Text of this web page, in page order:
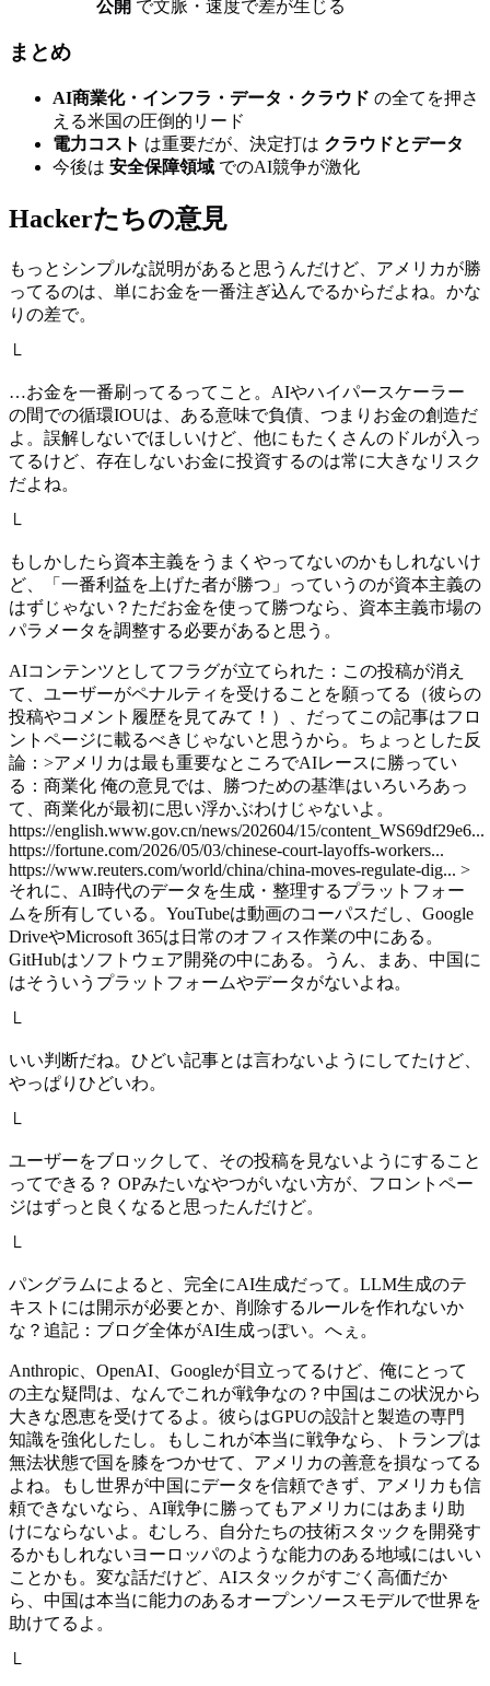
公開 で文脈・速度で差が生じる
まとめ
AI商業化・インフラ・データ・クラウド の全てを押さ
える米国の圧倒的リード
電力コスト は重要だが、決定打は クラウドとデータ
今後は 安全保障領域 でのAI競争が激化
Hackerたちの意見
もっとシンプルな説明があると思うんだけど、アメリカが勝
ってるのは、単にお金を一番注ぎ込んでるからだよね。かな
りの差で。
└
…お金を一番刷ってるってこと。AIやハイパースケーラー
の間での循環IOUは、ある意味で負債、つまりお金の創造だ
よ。誤解しないでほしいけど、他にもたくさんのドルが入っ
てるけど、存在しないお金に投資するのは常に大きなリスク
だよね。
└
もしかしたら資本主義をうまくやってないのかもしれないけ
ど、「一番利益を上げた者が勝つ」っていうのが資本主義の
はずじゃない？ただお金を使って勝つなら、資本主義市場の
パラメータを調整する必要があると思う。
AIコンテンツとしてフラグが立てられた：この投稿が消え
て、ユーザーがペナルティを受けることを願ってる（彼らの
投稿やコメント履歴を見てみて！）、だってこの記事はフロ
ントページに載るべきじゃないと思うから。ちょっとした反
論：>アメリカは最も重要なところでAIレースに勝ってい
る：商業化 俺の意見では、勝つための基準はいろいろあっ
て、商業化が最初に思い浮かぶわけじゃないよ。
https://english.www.gov.cn/news/202604/15/content_WS69df29e6...
https://fortune.com/2026/05/03/chinese-court-layoffs-workers...
https://www.reuters.com/world/china/china-moves-regulate-dig... >
それに、AI時代のデータを生成・整理するプラットフォー
ムを所有している。YouTubeは動画のコーパスだし、Google
DriveやMicrosoft 365は日常のオフィス作業の中にある。
GitHubはソフトウェア開発の中にある。うん、まあ、中国に
はそういうプラットフォームやデータがないよね。
└
いい判断だね。ひどい記事とは言わないようにしてたけど、
やっぱりひどいわ。
└
ユーザーをブロックして、その投稿を見ないようにすること
ってできる？ OPみたいなやつがいない方が、フロントペー
ジはずっと良くなると思ったんだけど。
└
パングラムによると、完全にAI生成だって。LLM生成のテ
キストには開示が必要とか、削除するルールを作れないか
な？追記：ブログ全体がAI生成っぽい。へぇ。
Anthropic、OpenAI、Googleが目立ってるけど、俺にとって
の主な疑問は、なんでこれが戦争なの？中国はこの状況から
大きな恩恵を受けてるよ。彼らはGPUの設計と製造の専門
知識を強化したし。もしこれが本当に戦争なら、トランプは
無法状態で国を膝をつかせて、アメリカの善意を損なってる
よね。もし世界が中国にデータを信頼できず、アメリカも信
頼できないなら、AI戦争に勝ってもアメリカにはあまり助
けにならないよ。むしろ、自分たちの技術スタックを開発す
るかもしれないヨーロッパのような能力のある地域にはいい
ことかも。変な話だけど、AIスタックがすごく高価だか
ら、中国は本当に能力のあるオープンソースモデルで世界を
助けてるよ。
└